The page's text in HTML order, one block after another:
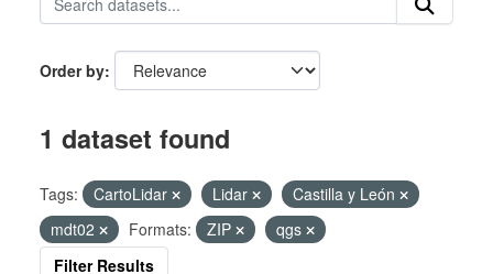
Order by
1 dataset found
Tags: CartoLidar Lidar
Castilla y León
mdt02
Formats: ZIP
qgs
Filter Results